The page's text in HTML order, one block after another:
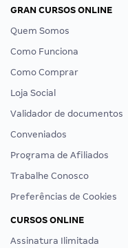
GRAN CURSOS ONLINE
Quem Somos
Como Funciona
Como Comprar
Loja Social
Validador de documentos
Conveniados
Programa de Afiliados
Trabalhe Conosco
Preferências de Cookies
CURSOS ONLINE
Assinatura Ilimitada